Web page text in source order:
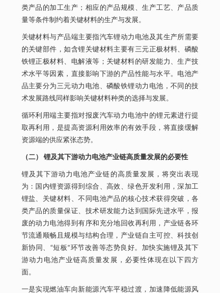
类产品的加工生产；相应的产品规模、生产工艺、产品质
量等条件制约着关键材料的生产与发展。
关键材料与产品端主要指汽车锂动力电池及其生产所需要
的关键部件，如含锂关键材料主要有三元正极材料、磷酸
铁锂正极材料、电解液等；关键材料的研发能力、生产技
术水平等因素，直接影响下游的产品性能与水平。电池产
品主要分为三元动力电池、磷酸铁锂动力电池，不同的技
术发展路线同样影响关键材料种类的选择与发展。
循环利用端主要指对报废汽车动力电池中的锂元素进行提
取再利用，是提高资源利用效率的有效手段，将直接缓解
资源端的供应紧张态势。
（二） 锂及其下游动力电池产业链高质量发展的必要性
锂及其下游动力电池产业链的高质量发展，将突出表现
为：国内锂资源得到综合、高效、绿色开发利用，深加工
锂盐、关键材料、不同电池产品的核心技术获得突破，各
类产品的质量保证、技术研发能力达到国际先进水平，报
废的动力电池得到有序和充分地回收再利用，产业链各环
节流通顺畅且规模与结构合理，产业链自主可控、科技创
新协同、“短板”环节改善等态势良好。加快实施锂及其下
游动力电池产业链高质量发展，必要性体现在以下四方
面。
一是实现燃油车向新能源汽车平稳过渡，加速降低能源风